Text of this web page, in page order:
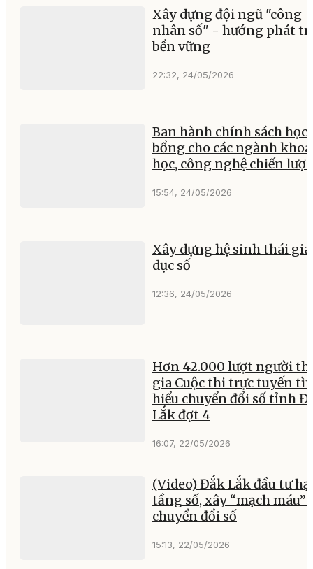
Xây dựng đội ngũ "công
nhân số" - hướng phát
bền vững
22:32, 24/05/2026
Ban hành chính sách học
bổng cho các ngành khoa
học, công nghệ chiến lược
15:54, 24/05/2026
Xây dựng hệ sinh thái
dục số
12:36, 24/05/2026
Hơn 42.000 lượt người
gia Cuộc thi trực tuyến
hiểu chuyển đổi số tỉnh
Lắk đợt 4
16:07, 22/05/2026
(Video) Đắk Lắk đầu tư hạ
tầng số, xây “mạch máu”
chuyển đổi số
15:13, 22/05/2026